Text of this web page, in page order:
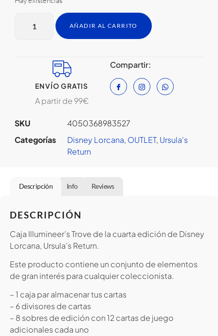
AÑADIR AL CARRITO
ENVÍO GRATIS
A partir de 99€
Compartir:
SKU
4050368983527
Categorías
Disney Lorcana, OUTLET, Ursula's
Return
Descripción Info Reviews
DESCRIPCIÓN
Caja Illumineer’s Trove de la cuarta edición de Disney
Lorcana, Ursula’s Return.
Este producto contiene un conjunto de elementos
de gran interés para cualquier coleccionista.
– 1 caja par almacenar tus cartas
– 6 divisores de cartas
– 8 sobres de edición con 12 cartas de juego
adicionales cada uno